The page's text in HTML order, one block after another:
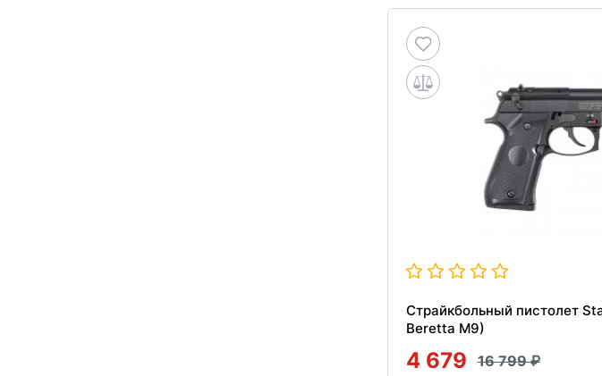
Страйкбольный пистолет
Beretta M9)
4 679 16 799